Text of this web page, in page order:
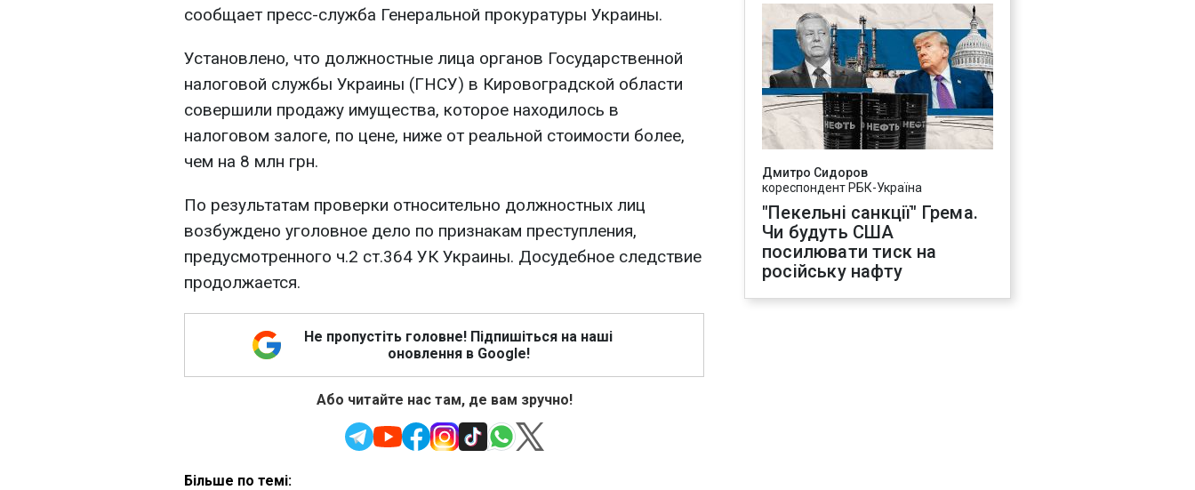
сообщает пресс-служба Генеральной прокуратуры Украины.
Установлено, что должностные лица органов Государственной
налоговой службы Украины (ГНСУ) в Кировоградской области
совершили продажу имущества, которое находилось в
налоговом залоге, по цене, ниже от реальной стоимости более,
чем на 8 млн грн.
По результатам проверки относительно должностных лиц
возбуждено уголовное дело по признакам преступления,
предусмотренного ч.2 ст.364 УК Украины. Досудебное следствие
продолжается.
Не пропустіть головне! Підпишіться на наші
оновлення в Google!
Або читайте нас там, де вам зручно!
Більше по темі:
Дмитро Сидоров
кореспондент РБК-Україна
"Пекельні санкції" Грема.
Чи будуть США
посилювати тиск на
російську нафту